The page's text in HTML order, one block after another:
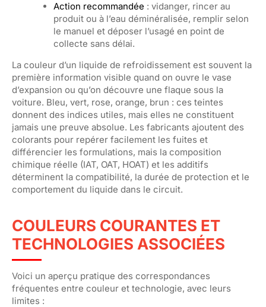
Action recommandée : vidanger, rincer au
produit ou à l’eau déminéralisée, remplir selon
le manuel et déposer l’usagé en point de
collecte sans délai.
La couleur d’un liquide de refroidissement est souvent la
première information visible quand on ouvre le vase
d’expansion ou qu’on découvre une flaque sous la
voiture. Bleu, vert, rose, orange, brun : ces teintes
donnent des indices utiles, mais elles ne constituent
jamais une preuve absolue. Les fabricants ajoutent des
colorants pour repérer facilement les fuites et
différencier les formulations, mais la composition
chimique réelle (IAT, OAT, HOAT) et les additifs
déterminent la compatibilité, la durée de protection et le
comportement du liquide dans le circuit.
COULEURS COURANTES ET
TECHNOLOGIES ASSOCIÉES
Voici un aperçu pratique des correspondances
fréquentes entre couleur et technologie, avec leurs
limites :